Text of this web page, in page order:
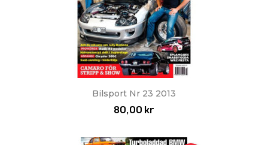
Bilsport Nr 23 2013
80,00 kr